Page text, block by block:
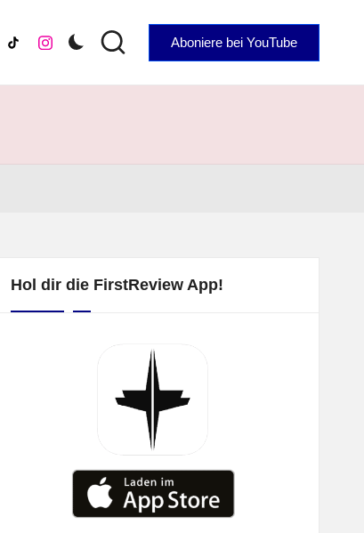
TikTokInstagram Aboniere bei YouTube
Hol dir die FirstReview App!